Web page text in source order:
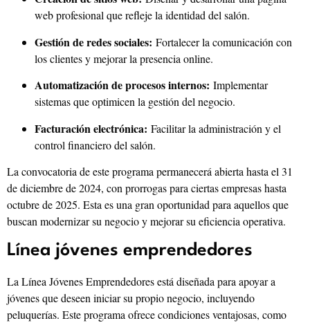
web profesional que refleje la identidad del salón.
Gestión de redes sociales: Fortalecer la comunicación con
los clientes y mejorar la presencia online.
Automatización de procesos internos: Implementar
sistemas que optimicen la gestión del negocio.
Facturación electrónica: Facilitar la administración y el
control financiero del salón.
La convocatoria de este programa permanecerá abierta hasta el 31
de diciembre de 2024, con prorrogas para ciertas empresas hasta
octubre de 2025. Esta es una gran oportunidad para aquellos que
buscan modernizar su negocio y mejorar su eficiencia operativa.
Línea jóvenes emprendedores
La Línea Jóvenes Emprendedores está diseñada para apoyar a
jóvenes que deseen iniciar su propio negocio, incluyendo
peluquerías. Este programa ofrece condiciones ventajosas, como